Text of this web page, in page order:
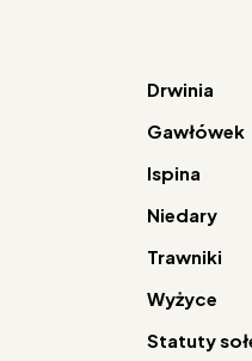
Drwinia
Gawłówek
Ispina
Niedary
Trawniki
Wyżyce
Statuty